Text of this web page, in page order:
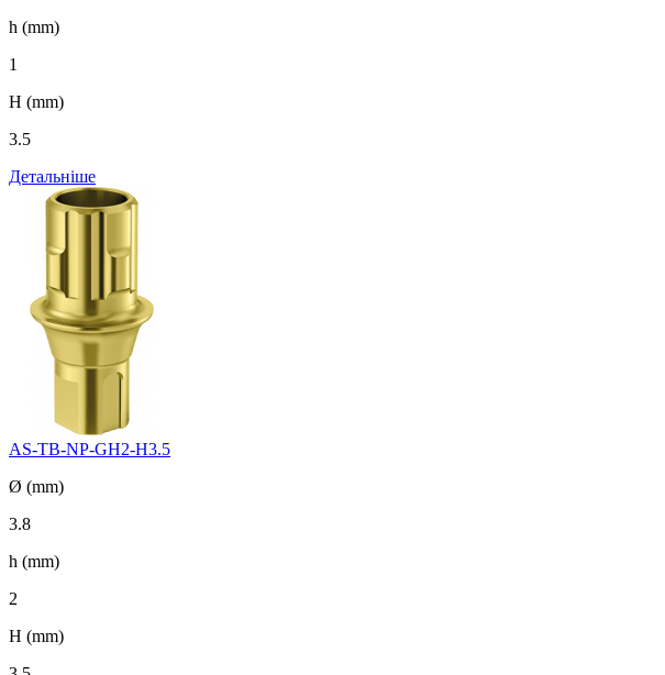
h (mm)
1
H (mm)
3.5
Детальніше
AS-TB-NP-GH2-H3.5
Ø (mm)
3.8
h (mm)
2
H (mm)